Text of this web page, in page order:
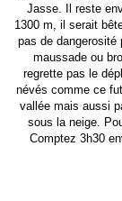
Jasse. Il reste
1300 m, il serait
pas de dangerosité
maussade ou
regrette pas le
névés comme ce
vallée mais aussi
sous la neige.
Comptez 3h30